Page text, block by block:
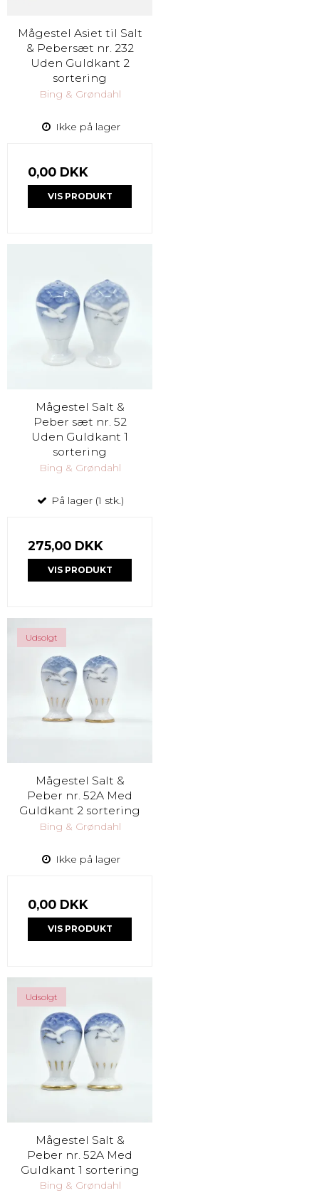
Mågestel Asiet til Salt
& Pebersæt nr. 232
Uden Guldkant 2
sortering
Bing & Grøndahl
Ikke på lager
0,00 DKK
VIS PRODUKT
Mågestel Salt &
Peber sæt nr. 52
Uden Guldkant 1
sortering
Bing & Grøndahl
På lager (1 stk.)
275,00 DKK
VIS PRODUKT
Udsolgt
Mågestel Salt &
Peber nr. 52A Med
Guldkant 2 sortering
Bing & Grøndahl
Ikke på lager
0,00 DKK
VIS PRODUKT
Udsolgt
Mågestel Salt &
Peber nr. 52A Med
Guldkant 1 sortering
Bing & Grøndahl